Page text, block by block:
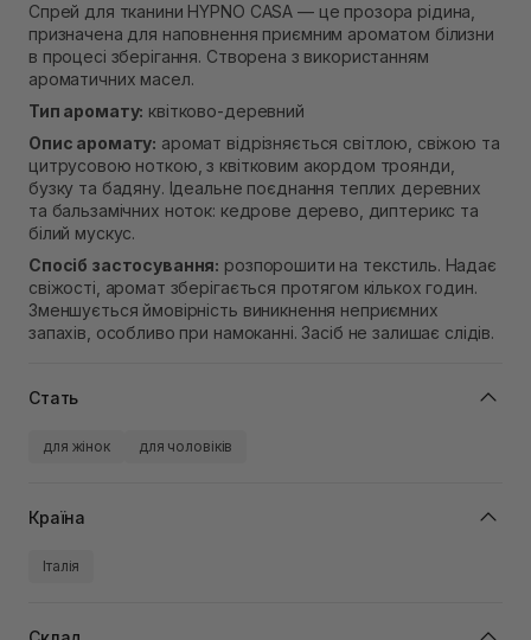
Самовивіз м. Рівне, вул. 16-го Липня, 15
В наявності
Самовивіз м. Рівне, вул. Кулика і Гудачека 23 (ТЦ
Екватор)
Немає в наявності!
Спрей для тканини HYPNO CASA — це прозора рідина,
призначена для наповнення приємним ароматом білизни
в процесі зберігання. Створена з використанням
ароматичних масел.
Тип аромату: квітково-деревний
Опис аромату: аромат відрізняється світлою, свіжою та
цитрусовою ноткою, з квітковим акордом троянди,
бузку та бадяну. Ідеальне поєднання теплих деревних
та бальзамічних ноток: кедрове дерево, диптерикс та
білий мускус.
Спосіб застосування: розпорошити на текстиль. Надає
свіжості, аромат зберігається протягом кількох годин.
Зменшується ймовірність виникнення неприємних
запахів, особливо при намоканні. Засіб не залишає слідів.
Стать
для жінок для чоловіків
Країна
Італія